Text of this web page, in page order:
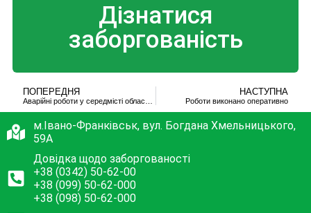
Дізнатися
заборгованість
ПОПЕРЕДНЯ НАСТУПНА
Роботи виконано оперативно
м.Івано-Франківськ, вул. Богдана Хмельницького,
59А
Довідка щодо заборгованості
+38 (0342) 50-62-00
+38 (099) 50-62-000
+38 (098) 50-62-000